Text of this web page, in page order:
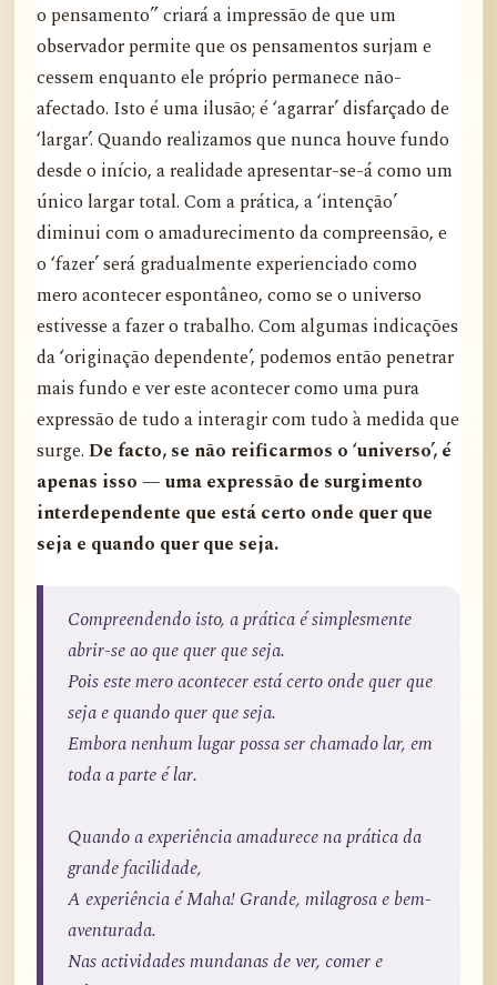
o pensamento” criará a impressão de que um
observador permite que os pensamentos surjam e
cessem enquanto ele próprio permanece não-
afectado. Isto é uma ilusão; é ‘agarrar’ disfarçado de
‘largar’. Quando realizamos que nunca houve fundo
desde o início, a realidade apresentar-se-á como um
único largar total. Com a prática, a ‘intenção’
diminui com o amadurecimento da compreensão, e
o ‘fazer’ será gradualmente experienciado como
mero acontecer espontâneo, como se o universo
estivesse a fazer o trabalho. Com algumas indicações
da ‘originação dependente’, podemos então penetrar
mais fundo e ver este acontecer como uma pura
expressão de tudo a interagir com tudo à medida que
surge. De facto, se não reificarmos o ‘universo’, é
apenas isso — uma expressão de surgimento
interdependente que está certo onde quer que
seja e quando quer que seja.
Compreendendo isto, a prática é simplesmente
abrir-se ao que quer que seja.
Pois este mero acontecer está certo onde quer que
seja e quando quer que seja.
Embora nenhum lugar possa ser chamado lar, em
toda a parte é lar.
Quando a experiência amadurece na prática da
grande facilidade,
A experiência é Maha! Grande, milagrosa e bem-
aventurada.
Nas actividades mundanas de ver, comer e